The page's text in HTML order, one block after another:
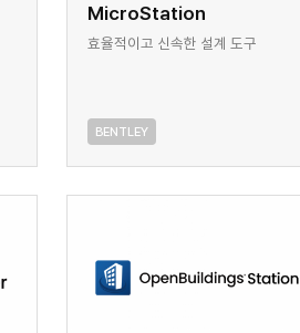
MicroStation
효율적이고 신속한 설계 도구
BENTLEY